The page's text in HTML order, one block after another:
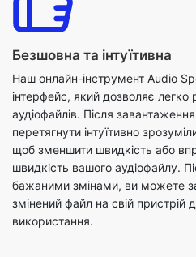
Наш онлайн-інструмент Audio
інтерфейс, який дозволяє легко
перетягнути інтуїтивно
щоб зменшити швидкість або
швидкість вашого аудіофайлу.
бажаними змінами, ви можете
змінений файл на свій пристрій
використання.